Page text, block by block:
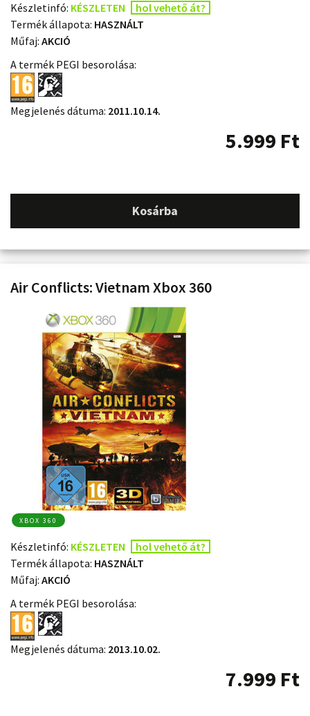
Készletinfó: KÉSZLETEN
hol vehető át?
Termék állapota: HASZNÁLT
Műfaj: AKCIÓ
A termék PEGI besorolása:
Megjelenés dátuma: 2011.10.14.
5.999 Ft
Kosárba
Air Conflicts: Vietnam Xbox 360
XBOX 360
Készletinfó: KÉSZLETEN
hol vehető át?
Termék állapota: HASZNÁLT
Műfaj: AKCIÓ
A termék PEGI besorolása:
Megjelenés dátuma: 2013.10.02.
7.999 Ft